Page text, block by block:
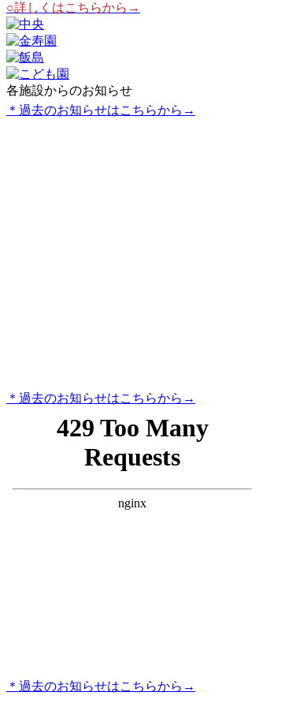
○詳しくはこちらから→
各施設からのお知らせ
＊過去のお知らせはこちらから→
＊過去のお知らせはこちらから→
＊過去のお知らせはこちらから→